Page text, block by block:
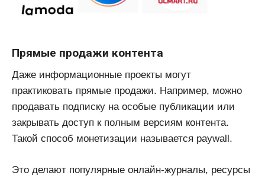
Прямые продажи контента
Даже информационные проекты могут
практиковать прямые продажи. Например, можно
продавать подписку на особые публикации или
закрывать доступ к полным версиям контента.
Такой способ монетизации называется paywall.
Это делают популярные онлайн-журналы, ресурсы